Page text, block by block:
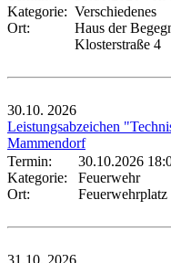
Kategorie: Verschiedenes
Ort:
Haus der
Klosterstraße 4
30.10. 2026
Leistungsabzeichen
Mammendorf
Termin:
30.10.2026
Kategorie:
Feuerwehr
Ort:
31.10. 2026